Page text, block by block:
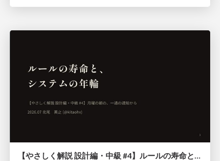
【やさしく解説 設計編・中級 #4】ルールの寿命と、システムの年輪